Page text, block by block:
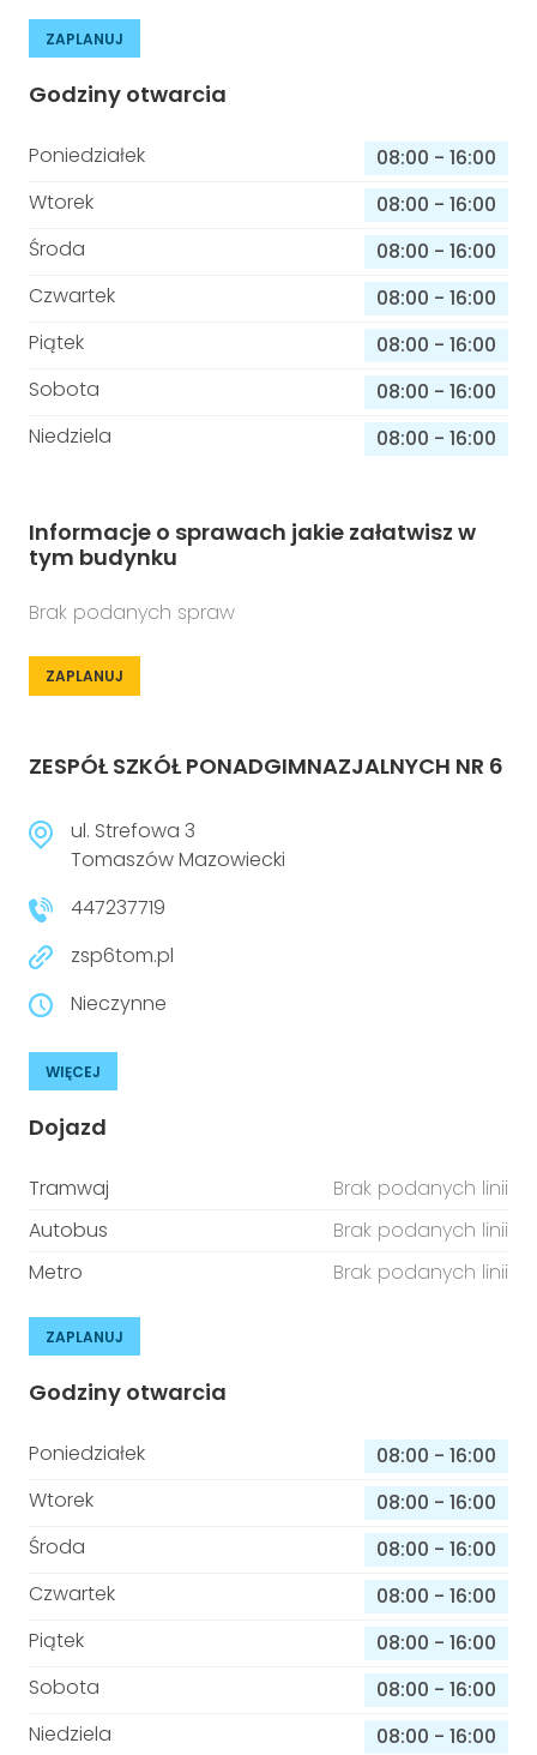
ZAPLANUJ
Godziny otwarcia
Poniedziałek 08:00 - 16:00
Wtorek
08:00 - 16:00
Środa
08:00 - 16:00
Czwartek
08:00 - 16:00
Piątek
08:00 - 16:00
Sobota
08:00 - 16:00
Niedziela
08:00 - 16:00
Informacje o sprawach jakie załatwisz w
tym budynku
Brak podanych spraw
ZAPLANUJ
ZESPÓŁ SZKÓŁ PONADGIMNAZJALNYCH NR 6
ul. Strefowa 3
Tomaszów Mazowiecki
447237719
zsp6tom.pl
Nieczynne
WIĘCEJ
Dojazd
Tramwaj
Brak podanych linii
Autobus
Brak podanych linii
Metro
Brak podanych linii
ZAPLANUJ
Godziny otwarcia
Poniedziałek 08:00 - 16:00
Wtorek
08:00 - 16:00
Środa
08:00 - 16:00
Czwartek
08:00 - 16:00
Piątek
08:00 - 16:00
Sobota
08:00 - 16:00
Niedziela
08:00 - 16:00